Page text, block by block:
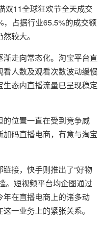
11全球狂欢节全天成交
占据行业65.5%的成交额
较大。
走向常态化。淘宝平台直
人数及观看次数波动缓慢
态内直播流量已呈现稳定
位置一直在受到竞争威
码直播电商，有意与淘宝
接，快手则推出了“好物
。短视频平台均企图通过
在直播电商上的诸多动
一业务上的紧张关系。